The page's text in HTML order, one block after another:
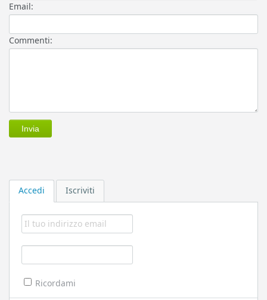
Accedi Iscriviti
Ricordami
Email:
Commenti: